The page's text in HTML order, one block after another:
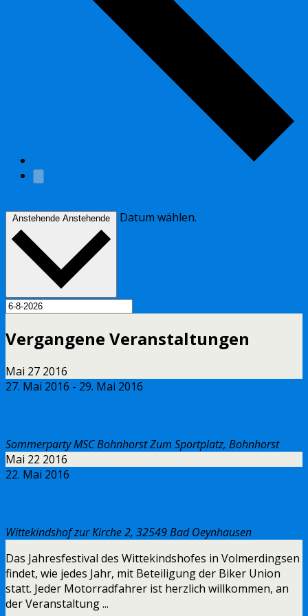
Anstehende Anstehende Datum wählen.
Vergangene Veranstaltungen
Mai 27 2016
27. Mai 2016 - 29. Mai 2016
Sommerparty MSC BohnhorstZum Sportplatz, Bohnhorst
Mai 22 2016
22. Mai 2016
Wittekindshofzur Kirche 2, 32549 Bad Oeynhausen
Das Jahresfestival des Wittekindshofes in Volmerdingsen
findet, wie jedes Jahr, mit Beteiligung der Biker Union
statt. Jeder Motorradfahrer ist herzlich willkommen, an
der Veranstaltung ...